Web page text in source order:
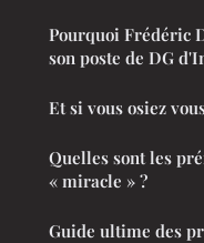
Pourquoi Frédéric
son poste de DG
Et si vous osiez
Quelles sont les
« miracle » ?
Guide ultime des